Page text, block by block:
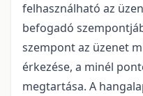
felhasználható az
befogadó
szempont az üzenet
érkezése, a minél
megtartása. A